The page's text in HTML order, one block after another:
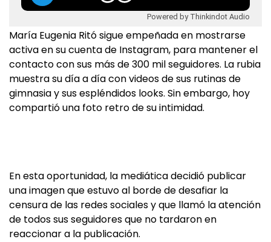
Powered by Thinkindot Audio
María Eugenia Ritó sigue empeñada en mostrarse
activa en su cuenta de Instagram, para mantener el
contacto con sus más de 300 mil seguidores. La rubia
muestra su día a día con videos de sus rutinas de
gimnasia y sus espléndidos looks. Sin embargo, hoy
compartió una foto retro de su intimidad.
En esta oportunidad, la mediática decidió publicar
una imagen que estuvo al borde de desafiar la
censura de las redes sociales y que llamó la atención
de todos sus seguidores que no tardaron en
reaccionar a la publicación.